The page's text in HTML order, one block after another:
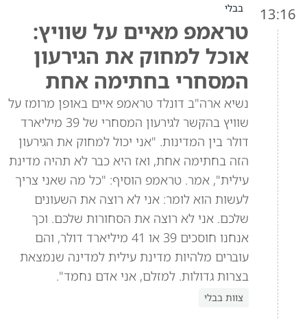
13:16 בבלי
טראמפ מאיים על שוויץ:
אוכל למחוק את הגירעון
המסחרי בחתימה אחת
נשיא ארה"ב דונלד טראמפ איים באופן מרומז על
שוויץ בהקשר לגירעון המסחרי של 39 מיליארד
דולר בין המדינות. "אני יכול למחוק את הגירעון
הזה בחתימה אחת, ואז היא כבר לא תהיה מדינת
עילית", אמר. טראמפ הוסיף: "כל מה שאני צריך
לעשות הוא לומר: אני לא רוצה את השעונים
שלכם. אני לא רוצה את הסחורות שלכם. וכך
אנחנו חוסכים 39 או 41 מיליארד דולר, והם
עוברים מלהיות מדינת עילית למדינה שנמצאת
בצרות גדולות. למזלם, אני אדם נחמד".
צוות בבלי